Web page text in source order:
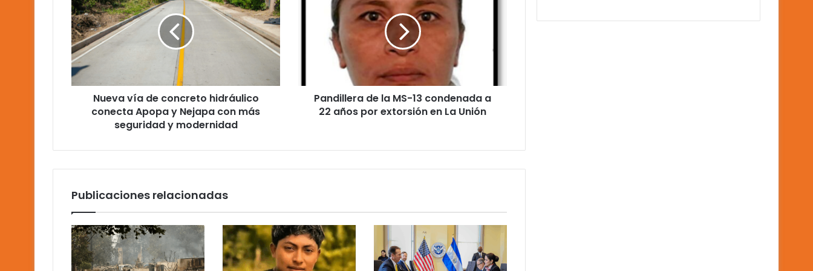
de
concreto
hidráulico
conecta
Apopa
y
Nejapa
Nueva vía de concreto hidráulico
conecta Apopa y Nejapa con más
seguridad y modernidad
condenada
años
extorsión
Pandillera de la MS-13 condenada a
22 años por extorsión en La Unión
Publicaciones relacionadas